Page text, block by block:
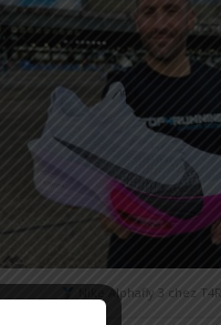
Nike Alphafly 3 chez T4R